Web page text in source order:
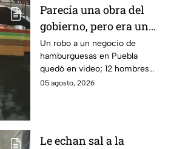
Parecía una obra del
gobierno, pero era un
robo planeado: Así
saquearon negocio de
hamburguesas en
Puebla
Un robo a un negocio de
hamburguesas en Puebla
quedó en video; 12 hombres
habrían fingido ser
05 agosto, 2026
Le echan sal a la